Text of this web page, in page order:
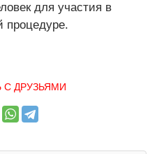
для участия в
процедуре.
С ДРУЗЬЯМИ